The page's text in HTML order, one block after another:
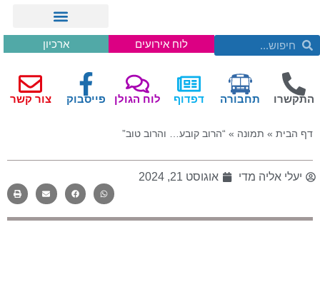
לוח אירועים ארכיון
התקשרו תחבורה דפדוף לוח הגולן פייסבוק צור קשר
דף הבית » תמונה » “הרוב קובע… והרוב טוב”
יעלי אליה מדי אוגוסט 21, 2024